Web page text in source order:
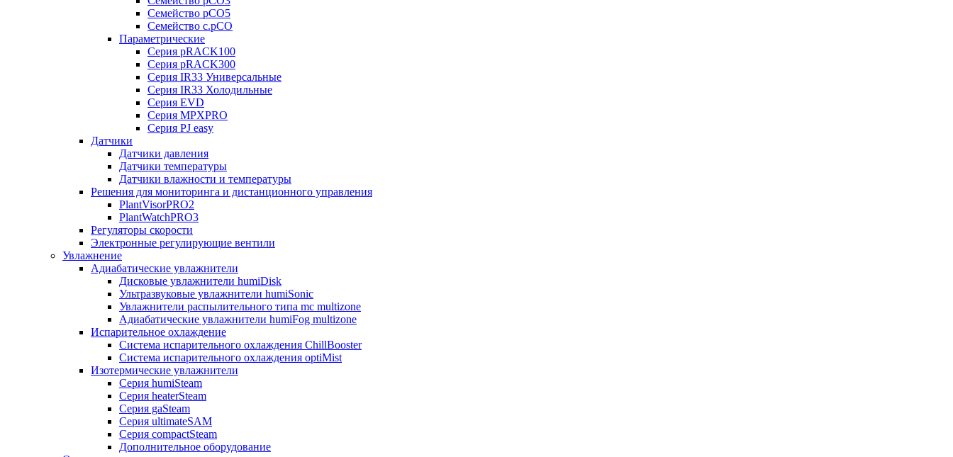
Семейство pCO5
Семейство c.pCO
Параметрические
Серия pRACK100
Серия pRACK300
Серия IR33 Универсальные
Серия IR33 Холодильные
Серия EVD
Серия MPXPRO
Серия PJ easy
Датчики
Датчики давления
Датчики температуры
Датчики влажности и температуры
Решения для мониторинга и дистанционного управления
PlantVisorPRO2
PlantWatchPRO3
Регуляторы скорости
Электронные регулирующие вентили
Увлажнение
Адиабатические увлажнители
Дисковые увлажнители humiDisk
Ультразвуковые увлажнители humiSonic
Увлажнители распылительного типа mc multizone
Адиабатические увлажнители humiFog multizone
Испарительное охлаждение
Система испарительного охлаждения ChillBooster
Система испарительного охлаждения optiMist
Изотермические увлажнители
Серия humiSteam
Серия heaterSteam
Серия gaSteam
Серия ultimateSAM
Серия compactSteam
Дополнительное оборудование